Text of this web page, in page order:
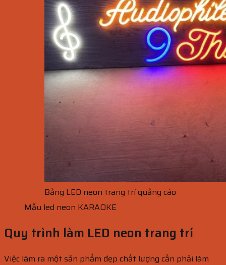
Bảng LED neon trang trí quảng cáo
Mẫu led neon KARAOKE
Quy trình làm LED neon trang trí
Việc làm ra một sản phẩm đẹp chất lượng cần phải làm